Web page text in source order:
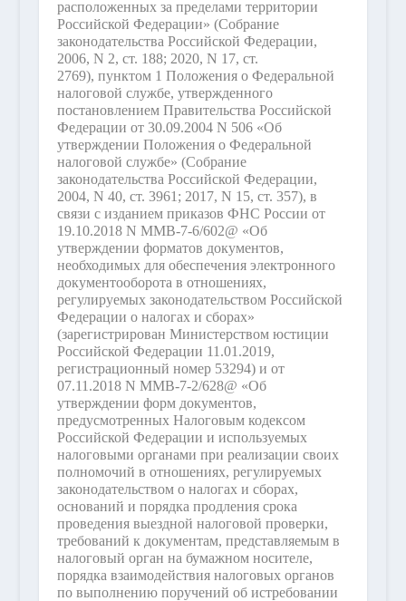
расположенных за пределами территории
Российской Федерации» (Собрание
законодательства Российской Федерации,
2006, N 2, ст. 188; 2020, N 17, ст.
2769), пунктом 1 Положения о Федеральной
налоговой службе, утвержденного
постановлением Правительства Российской
Федерации от 30.09.2004 N 506 «Об
утверждении Положения о Федеральной
налоговой службе» (Собрание
законодательства Российской Федерации,
2004, N 40, ст. 3961; 2017, N 15, ст. 357), в
связи с изданием приказов ФНС России от
19.10.2018 N ММВ-7-6/602@ «Об
утверждении форматов документов,
необходимых для обеспечения электронного
документооборота в отношениях,
регулируемых законодательством Российской
Федерации о налогах и сборах»
(зарегистрирован Министерством юстиции
Российской Федерации 11.01.2019,
регистрационный номер 53294) и от
07.11.2018 N ММВ-7-2/628@ «Об
утверждении форм документов,
предусмотренных Налоговым кодексом
Российской Федерации и используемых
налоговыми органами при реализации своих
полномочий в отношениях, регулируемых
законодательством о налогах и сборах,
оснований и порядка продления срока
проведения выездной налоговой проверки,
требований к документам, представляемым в
налоговый орган на бумажном носителе,
порядка взаимодействия налоговых органов
по выполнению поручений об истребовании